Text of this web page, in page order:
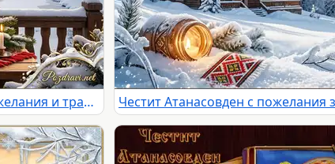
Честит Атанасовден! Зимна картичка с пожелания и традиционна трапеза.